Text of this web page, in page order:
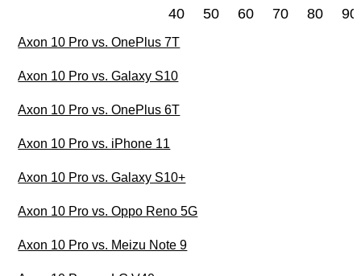
40 50 60 70 80 90
Axon 10 Pro vs. OnePlus 7T
Axon 10 Pro vs. Galaxy S10
Axon 10 Pro vs. OnePlus 6T
Axon 10 Pro vs. iPhone 11
Axon 10 Pro vs. Galaxy S10+
Axon 10 Pro vs. Oppo Reno 5G
Axon 10 Pro vs. Meizu Note 9